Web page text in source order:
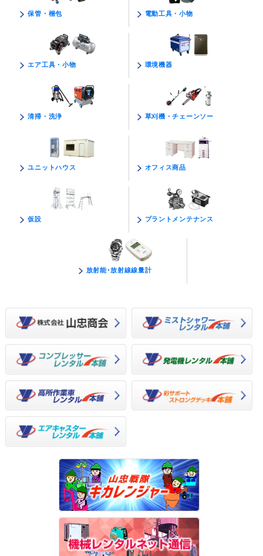
保管・梱包 電動工具・小物
エア工具・小物 環境機器
清掃・洗浄 草刈機・チェーンソー
ユニットハウス オフィス商品
仮設 プラントメンテナンス
放射能･放射線線量計